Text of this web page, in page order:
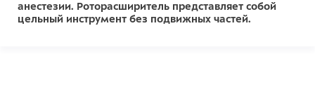
анестезии. Роторасширитель представляет собой
цельный инструмент без подвижных частей.